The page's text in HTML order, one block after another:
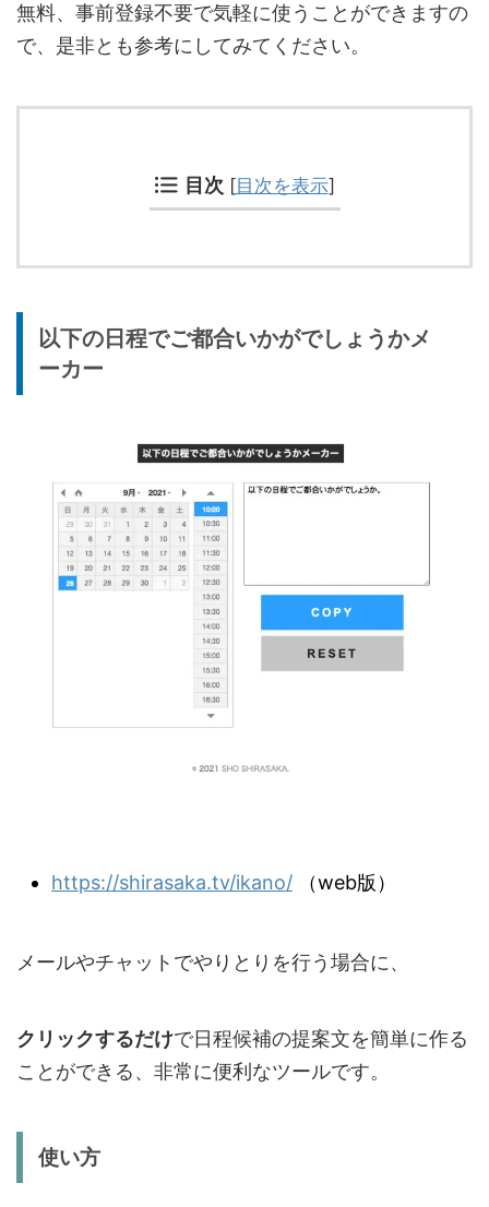
無料、事前登録不要で気軽に使うことができますの
で、是非とも参考にしてみてください。
目次 [目次を表示]
以下の日程でご都合いかがでしょうかメ
ーカー
https://shirasaka.tv/ikano/ （web版）
メールやチャットでやりとりを行う場合に、
クリックするだけで日程候補の提案文を簡単に作る
ことができる、非常に便利なツールです。
使い方